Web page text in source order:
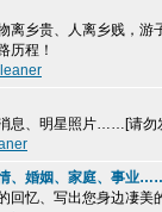
乡贵、人离乡贱，游
历程！
息、明星照片……[请勿
、婚姻、家庭、事业
回忆、写出您身边凄